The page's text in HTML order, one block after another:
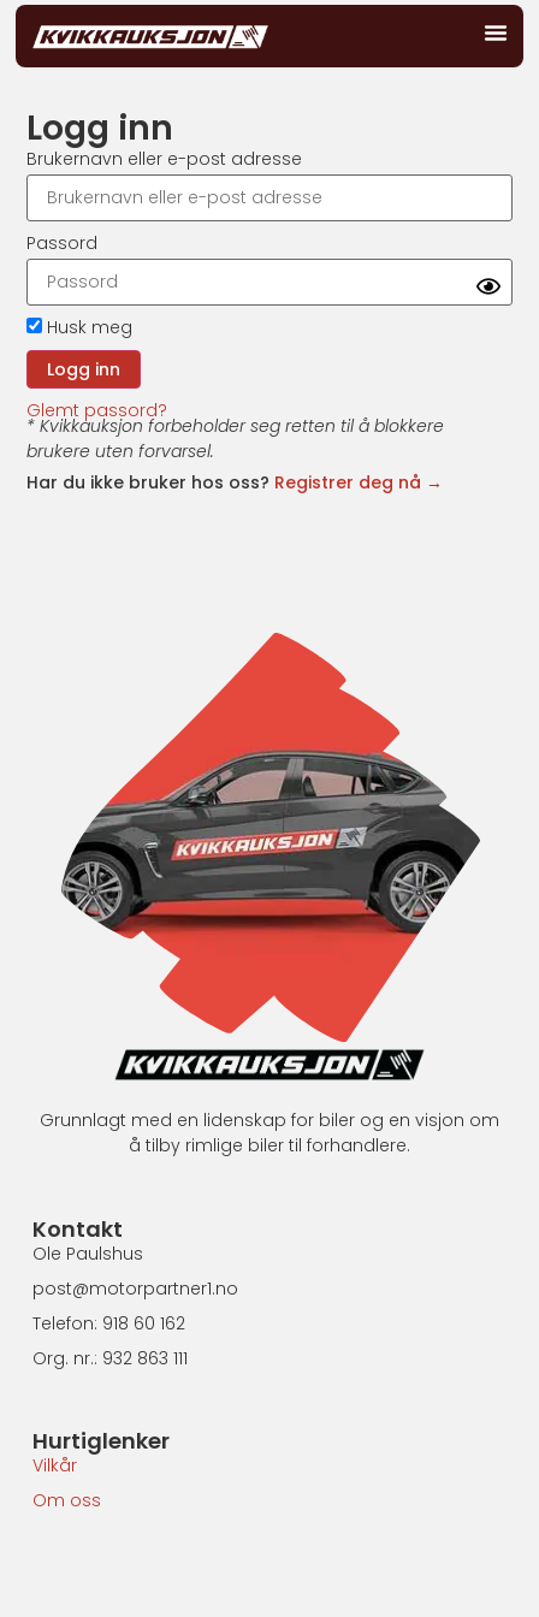
Logg inn
Brukernavn eller e-post adresse
Passord
Husk meg
Glemt passord?
* Kvikkauksjon forbeholder seg retten til å blokkere
brukere uten forvarsel.
Har du ikke bruker hos oss? Registrer deg nå →
Grunnlagt med en lidenskap for biler og en visjon om
å tilby rimlige biler til forhandlere.
Hurtiglenker
Vilkår
Om oss
Kontakt
Ole Paulshus
post@motorpartner1.no
Telefon: 918 60 162
Org. nr.: 932 863 111